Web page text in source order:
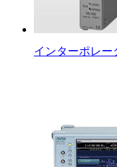
インターポレー